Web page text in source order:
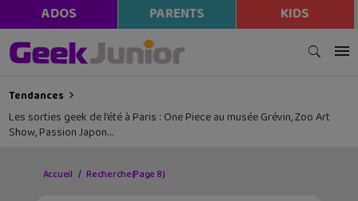
ADOS PARENTS KIDS
Tendances
Les sorties geek de l’été à Paris : One Piece au musée Grévin, Zoo Art
Show, Passion Japon…
Accueil Recherche(Page 8)